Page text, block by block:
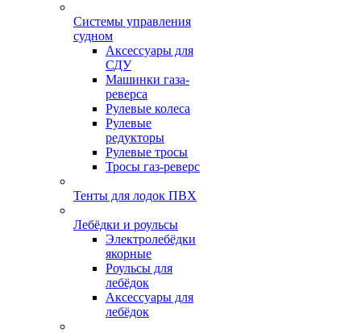
Системы управления
судном
Аксессуары для
СДУ
Машинки газа-
реверса
Рулевые колеса
Рулевые
редукторы
Рулевые тросы
Тросы газ-реверс
Тенты для лодок ПВХ
Лебёдки и роульсы
Электролебёдки
якорные
Роульсы для
лебёдок
Аксессуары для
лебёдок